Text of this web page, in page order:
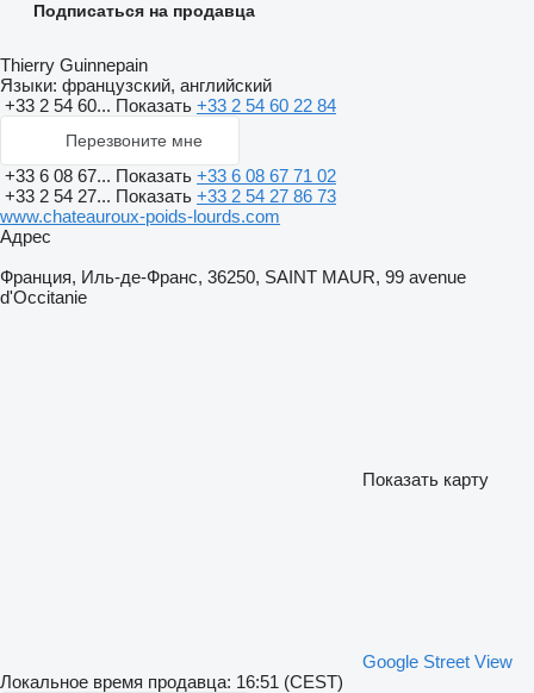
Подписаться на продавца
Thierry Guinnepain
Языки: французский, английский
+33 2 54 60... Показать +33 2 54 60 22 84
Перезвоните мне
+33 6 08 67... Показать +33 6 08 67 71 02
+33 2 54 27... Показать +33 2 54 27 86 73
www.chateauroux-poids-lourds.com
Адрес
Франция, Иль-де-Франс, 36250, SAINT MAUR, 99 avenue
d'Occitanie
Показать карту
Google Street View
Локальное время продавца: 16:51 (CEST)